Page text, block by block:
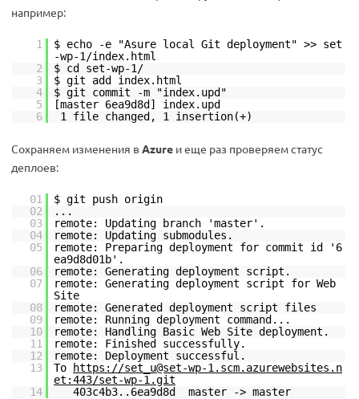
например:
1
$ echo -e "Asure local Git deployment" >> set
-wp-1/index.html
2
$ cd set-wp-1/
3
$ git add index.html
4
$ git commit -m "index.upd"
5
[master 6ea9d8d] index.upd
6
1 file changed, 1 insertion(+)
Сохраняем изменения в Azure и еще раз проверяем статус
деплоев:
01
$ git push origin
02
...
03
remote: Updating branch 'master'.
04
remote: Updating submodules.
05
remote: Preparing deployment for commit id '6
ea9d8d01b'.
06
remote: Generating deployment script.
07
remote: Generating deployment script for Web
Site
08
remote: Generated deployment script files
09
remote: Running deployment command...
10
remote: Handling Basic Web Site deployment.
11
remote: Finished successfully.
12
remote: Deployment successful.
13
To
https://set_u@set-wp-1.scm.azurewebsites.n
et:443/set-wp-1.git
14
403c4b3..6ea9d8d master -> master